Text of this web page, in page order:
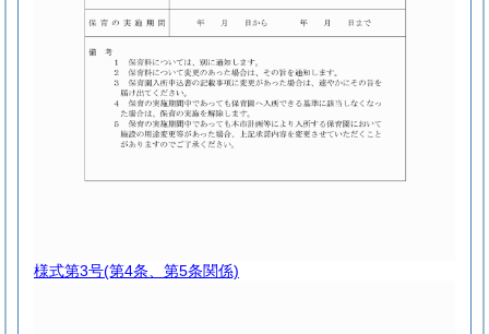
様式第3号(第4条、第5条関係)